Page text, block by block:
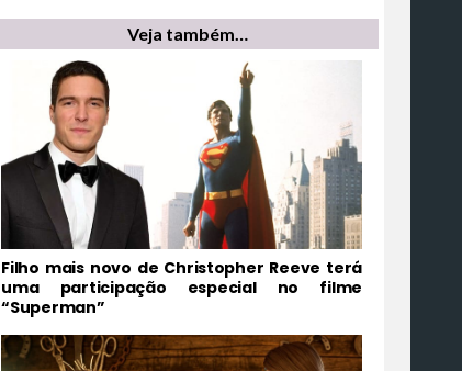
Veja também…
Filho mais novo de Christopher Reeve terá
uma participação especial no filme
“Superman”